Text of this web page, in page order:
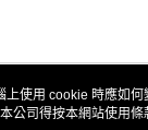
客服資訊
使用 cookie 時應如何
公司得按本網站使用